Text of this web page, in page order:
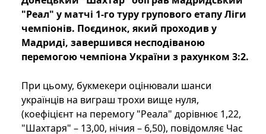
"Реал" у матчі 1-го туру групового етапу Ліги
чемпіонів. Поєдинок, який проходив у
Мадриді, завершився несподіваною
перемогою чемпіона України з рахунком 3:2.
При цьому, букмекери оцінювали шанси
українців на виграш трохи вище нуля,
(коефіцієнт на перемогу "Реала" дорівнює 1,22,
"Шахтаря" – 13,00, нічия – 6,50), повідомляє Час